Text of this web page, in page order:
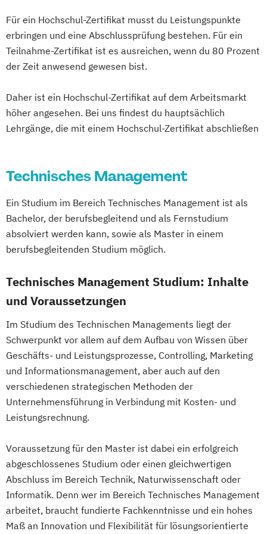
Kommunikationsdesign
Kunststofftechnik
Lebensmittelverfahrenstechnik
Maschinenbau Materials Science
Mathematik für Studierende
ingenieurwissenschaftlicher Fächer
Mechatronik Mediengestaltung
Medizintechnik
Mensch-Computer-Interaktion
Nachhaltiges Design
Nationale und internationale Zertifizierung
New Venture Management
Professional Software Engineering
Regenerative Energietechnik
Technikfolgen­abschätzung
Technische Betriebswirtschaft
Technische Informatik
Wasserstofftechnologien
Wirtschaftsingenieurwesen
Wirtschaftsingenieurwesen
Baumanagement
Wirtschaftsingenieurwesen Erneuerbare
Energien
Digital Marketing Manager*in
Digital Transformation
E-Commerce Manager*in
Energie- und Umwelttechnik
Englisch Sprachkurs A1
Englisch Sprachkurs B2
English for Professional Purposes B1
English for Professional Purposes B2
English for Professional Purposes C1
Expert*in Big Data Management
Expert*in Business Intelligence
Expert*in Digital Leadership
Expert*in für Digitalisierung in der
Dienstleistungsbranche
Expert*in für Nachhaltigkeit und
Veränderungsprozesse
Finance and Accounting Manager*in
Französisch Sprachkurs A1
Französisch Sprachkurs B1
Französisch Sprachkurs B2
Französisch Sprachkurs C1
Französisch Sprachkurs C2
Geprüfte*r Bilanzbuchhalter*in (IHK) -
Bachelor Professional in Bilanzbuchhaltung
Für ein Hochschul-Zertifikat musst du Leistungspunkte
erbringen und eine Abschlussprüfung bestehen. Für ein
Teilnahme-Zertifikat ist es ausreichen, wenn du 80 Prozent
der Zeit anwesend gewesen bist.
Daher ist ein Hochschul-Zertifikat auf dem Arbeitsmarkt
höher angesehen. Bei uns findest du hauptsächlich
Lehrgänge, die mit einem Hochschul-Zertifikat abschließen
Technisches Management
Ein Studium im Bereich Technisches Management ist als
Bachelor, der berufsbegleitend und als Fernstudium
absolviert werden kann, sowie als Master in einem
berufsbegleitenden Studium möglich.
Technisches Management Studium: Inhalte
und Voraussetzungen
Im Studium des Technischen Managements liegt der
Schwerpunkt vor allem auf dem Aufbau von Wissen über
Geschäfts- und Leistungsprozesse, Controlling, Marketing
und Informationsmanagement, aber auch auf den
verschiedenen strategischen Methoden der
Unternehmensführung in Verbindung mit Kosten- und
Leistungsrechnung.
Voraussetzung für den Master ist dabei ein erfolgreich
abgeschlossenes Studium oder einen gleichwertigen
Abschluss im Bereich Technik, Naturwissenschaft oder
Informatik. Denn wer im Bereich Technisches Management
arbeitet, braucht fundierte Fachkenntnisse und ein hohes
Maß an Innovation und Flexibilität für lösungsorientierte